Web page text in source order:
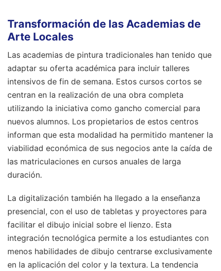
Transformación de las Academias de
Arte Locales
Las academias de pintura tradicionales han tenido que
adaptar su oferta académica para incluir talleres
intensivos de fin de semana. Estos cursos cortos se
centran en la realización de una obra completa
utilizando la iniciativa como gancho comercial para
nuevos alumnos. Los propietarios de estos centros
informan que esta modalidad ha permitido mantener la
viabilidad económica de sus negocios ante la caída de
las matriculaciones en cursos anuales de larga
duración.
La digitalización también ha llegado a la enseñanza
presencial, con el uso de tabletas y proyectores para
facilitar el dibujo inicial sobre el lienzo. Esta
integración tecnológica permite a los estudiantes con
menos habilidades de dibujo centrarse exclusivamente
en la aplicación del color y la textura. La tendencia